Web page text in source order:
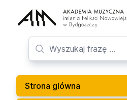
Strona glówna